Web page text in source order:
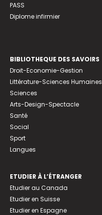
PASS
Diplome infirmier
BIBLIOTHEQUE DES SAVOIRS
Droit-Economie-Gestion
Littérature-Sciences Humaines
Sciences
Arts-Design-Spectacle
Santé
Social
Sport
Langues
ETUDIER À L’ÉTRANGER
Etudier au Canada
Etudier en Suisse
Etudier en Espagne